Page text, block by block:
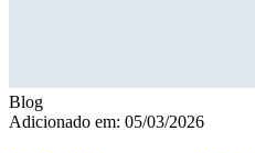
Blog
Adicionado em: 05/03/2026